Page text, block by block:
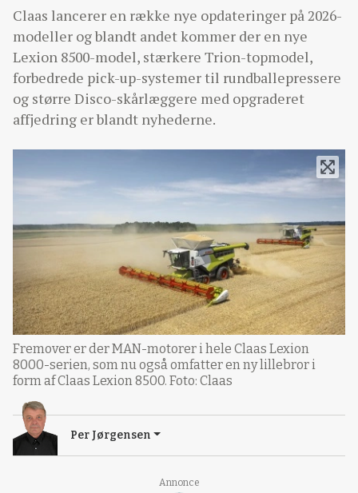
Annonce
Claas lancerer en række nye opdateringer på 2026-
modeller og blandt andet kommer der en nye
Lexion 8500-model, stærkere Trion-topmodel,
forbedrede pick-up-systemer til rundballepressere
og større Disco-skårlæggere med opgraderet
affjedring er blandt nyhederne.
Fremover er der MAN-motorer i hele Claas Lexion
8000-serien, som nu også omfatter en ny lillebror i
form af Claas Lexion 8500. Foto: Claas
Per Jørgensen